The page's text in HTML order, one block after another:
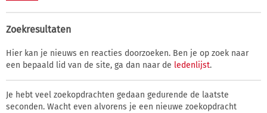
Zoekresultaten
Hier kan je nieuws en reacties doorzoeken. Ben je op zoek naar
een bepaald lid van de site, ga dan naar de ledenlijst.
Je hebt veel zoekopdrachten gedaan gedurende de laatste
seconden. Wacht even alvorens je een nieuwe zoekopdracht